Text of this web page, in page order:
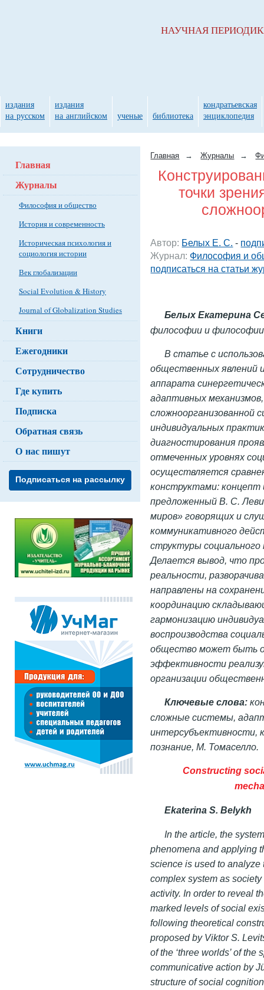
Главная → Журналы →
точки
Автор: Белых Е. С. -
Журнал: Философия и
подписаться на статьи
Белых Екатерина
философии и
В статье с
общественных явлений
аппарата
адаптивных
сложноорганизованной
индивидуальных
диагностирования
отмеченных уровнях
осуществляется
конструктами:
предложенный В. С.
миров» говорящих и
коммуникативного
структуры
Делается вывод, что
реальности,
направлены на
координацию
гармонизацию
воспроизводства
общество может быть
эффективности
организации
Ключевые слова:
сложные системы,
интерсубъективности,
познание, М. Томаселло.
Constructing
Ekaterina S. Belykh
In the article, the
phenomena and applying
science is used to
complex system as
activity. In order to reveal
marked levels of social
following theoretical
proposed by Viktor S.
of the ‘three worlds’ of
communicative action by
structure of social
Главная
Журналы
Философия и общество
История и современность
Историческая психология и
социология истории
Век глобализации
Social Evolution & History
Journal of Globalization Studies
Книги
Ежегодники
Сотрудничество
Где купить
Подписка
Обратная связь
О нас пишут
Подписаться на рассылку
НАУЧНАЯ
издания
на русском
издания
на английском
ученые библиотека
кондратьевская
энциклопедия